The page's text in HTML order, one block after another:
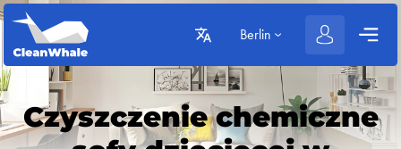
Berlin
Czyszczenie chemiczne